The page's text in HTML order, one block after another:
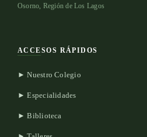
Osorno, Región de Los Lagos
ACCESOS RÁPIDOS
► Nuestro Colegio
► Especialidades
► Biblioteca